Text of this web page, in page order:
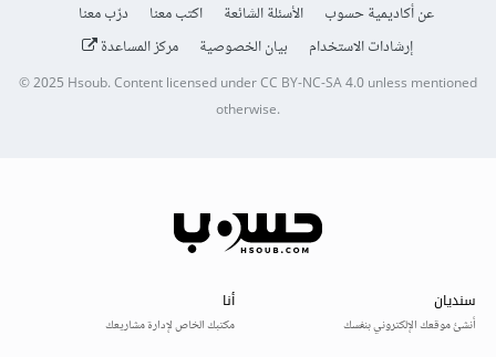
عن أكاديمية حسوب الأسئلة الشائعة اكتب معنا
درّب معنا
إرشادات الاستخدام
بيان الخصوصية مركز المساعدة
© 2025Hsoub.Content licensed underCC BY-NC-SA 4.0unless mentioned
otherwise.